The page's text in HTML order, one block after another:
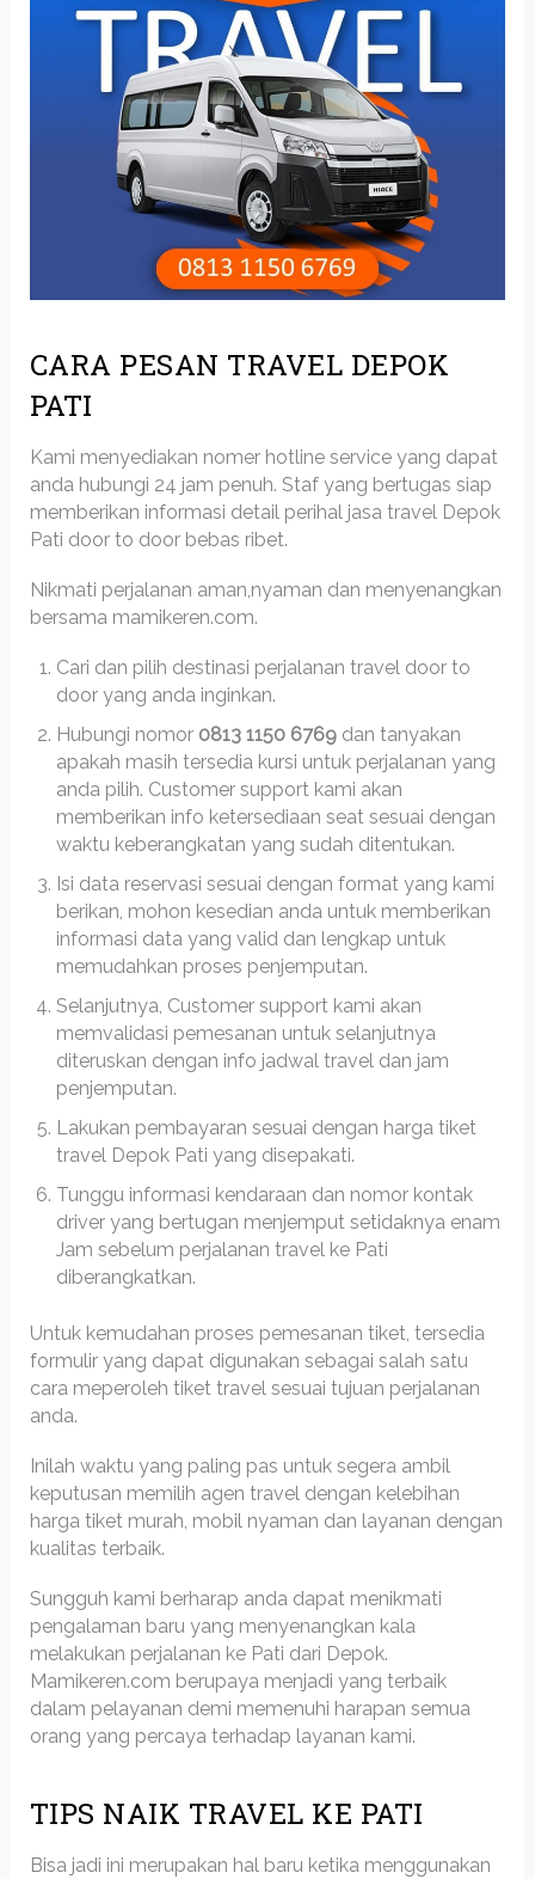
CARA PESAN TRAVEL DEPOK
PATI
Kami menyediakan nomer hotline service yang dapat
anda hubungi 24 jam penuh. Staf yang bertugas siap
memberikan informasi detail perihal jasa travel Depok
Pati door to door bebas ribet.
Nikmati perjalanan aman,nyaman dan menyenangkan
bersama mamikeren.com.
Cari dan pilih destinasi perjalanan travel door to
door yang anda inginkan.
Hubungi nomor 0813 1150 6769dan tanyakan
apakah masih tersedia kursi untuk perjalanan yang
anda pilih. Customer support kami akan
memberikan info ketersediaan seat sesuai dengan
waktu keberangkatan yang sudah ditentukan.
Isi data reservasi sesuai dengan format yang kami
berikan, mohon kesedian anda untuk memberikan
informasi data yang valid dan lengkap untuk
memudahkan proses penjemputan.
Selanjutnya, Customer support kami akan
memvalidasi pemesanan untuk selanjutnya
diteruskan dengan info jadwal travel dan jam
penjemputan.
Lakukan pembayaran sesuai dengan harga tiket
travel Depok Pati yang disepakati.
Tunggu informasi kendaraan dan nomor kontak
driver yang bertugan menjemput setidaknya enam
Jam sebelum perjalanan travel ke Pati
diberangkatkan.
Untuk kemudahan proses pemesanan tiket, tersedia
formulir yang dapat digunakan sebagai salah satu
cara meperoleh tiket travel sesuai tujuan perjalanan
anda.
Inilah waktu yang paling pas untuk segera ambil
keputusan memilih agen travel dengan kelebihan
harga tiket murah, mobil nyaman dan layanan dengan
kualitas terbaik.
Sungguh kami berharap anda dapat menikmati
pengalaman baru yang menyenangkan kala
melakukan perjalanan ke Pati dari Depok.
Mamikeren.com berupaya menjadi yang terbaik
dalam pelayanan demi memenuhi harapan semua
orang yang percaya terhadap layanan kami.
TIPS NAIK TRAVEL KE PATI
Bisa jadi ini merupakan hal baru ketika menggunakan